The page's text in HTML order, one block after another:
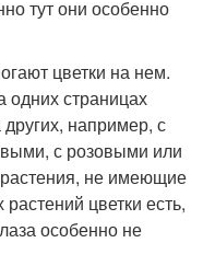
тут они особенно
цветки на нем.
одних страницах
например, с
с розовыми или
не имеющие
цветки есть,
особенно не